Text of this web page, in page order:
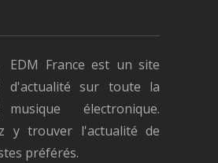
EDM France est un site
d'actualité sur toute la
musique électronique.
y trouver l'actualité de
préférés.